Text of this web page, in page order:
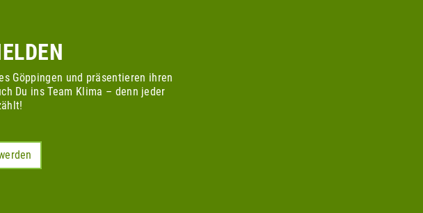
Göppingen und präsentieren ihren
Du ins Team Klima – denn jeder